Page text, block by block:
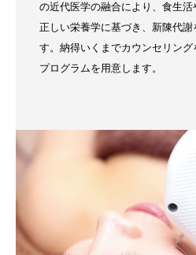
の近代医学の融合により、食生活
正しい栄養学に基づき、新陳代
す。納得いくまでカウンセリン
プログラムを用意します。